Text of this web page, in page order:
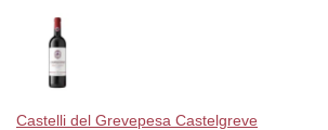
Castelli del Grevepesa Castelgreve